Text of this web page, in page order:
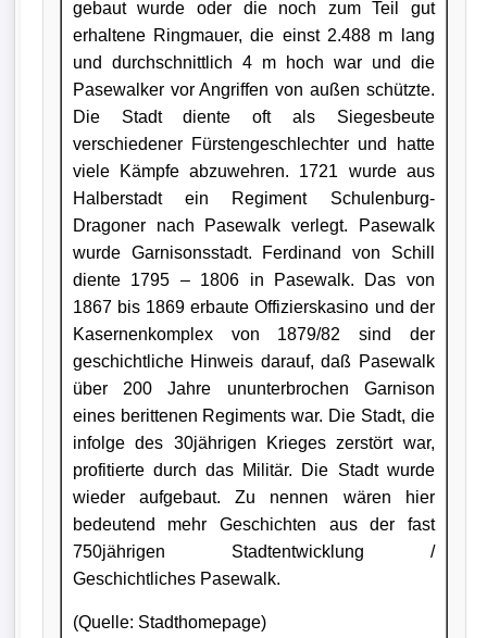
gebaut wurde oder die noch zum Teil gut
erhaltene Ringmauer, die einst 2.488 m lang
und durchschnittlich 4 m hoch war und die
Pasewalker vor Angriffen von außen schützte.
Die Stadt diente oft als Siegesbeute
verschiedener Fürstengeschlechter und hatte
viele Kämpfe abzuwehren. 1721 wurde aus
Halberstadt ein Regiment Schulenburg-
Dragoner nach Pasewalk verlegt. Pasewalk
wurde Garnisonsstadt. Ferdinand von Schill
diente 1795 – 1806 in Pasewalk. Das von
1867 bis 1869 erbaute Offizierskasino und der
Kasernenkomplex von 1879/82 sind der
geschichtliche Hinweis darauf, daß Pasewalk
über 200 Jahre ununterbrochen Garnison
eines berittenen Regiments war. Die Stadt, die
infolge des 30jährigen Krieges zerstört war,
profitierte durch das Militär. Die Stadt wurde
wieder aufgebaut. Zu nennen wären hier
bedeutend mehr Geschichten aus der fast
750jährigen Stadtentwicklung /
Geschichtliches Pasewalk.
(Quelle: Stadthomepage)